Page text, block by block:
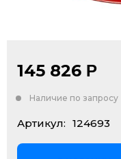
145 826 Р
Наличие по запросу
Артикул: 124693